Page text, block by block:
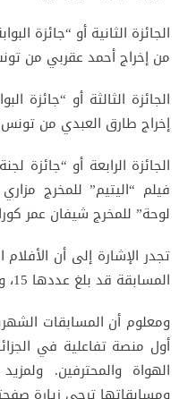
الجائزة الثانية أو “جائزة
من إخراج أحمد عقربي من
الجائزة الثالثة أو “جائزة
إخراج طارق العبدي من
الجائزة الرابعة أو “جائزة
فيلم “اليتيم” للمخرج
لوحة” للمخرج شيفان عمر
المسابقة قد بلغ عددها 15، وهي تنتمي إلى ست دول.
ومعلوم أن المسابقات
أول منصة تفاعلية في
الهواة والمحترفين.